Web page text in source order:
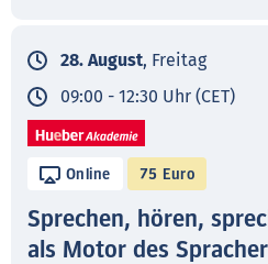
28. August, Freitag
09:00 - 12:30 Uhr (CET)
Online 75 Euro
Sprechen, hören,
als Motor des